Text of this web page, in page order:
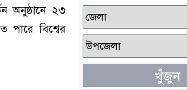
অনুষ্ঠানে ২৩
বিশ্বের
খুঁজুন